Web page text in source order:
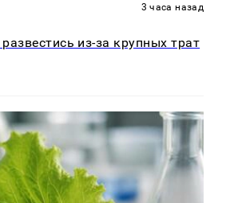
3 часа назад
из-за крупных трат